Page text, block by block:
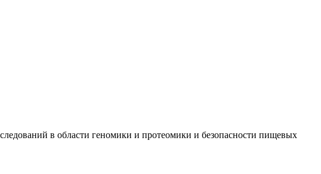
в области геномики и протеомики и безопасности пищевых